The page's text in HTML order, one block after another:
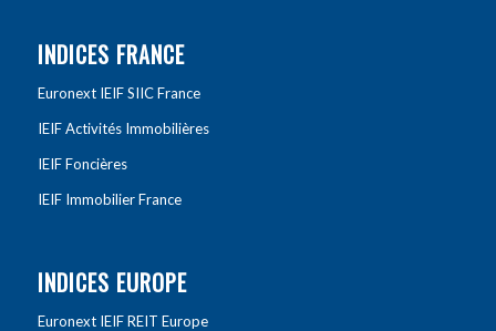
INDICES FRANCE
Euronext IEIF SIIC France
IEIF Activités Immobilières
IEIF Foncières
IEIF Immobilier France
INDICES EUROPE
Euronext IEIF REIT Europe